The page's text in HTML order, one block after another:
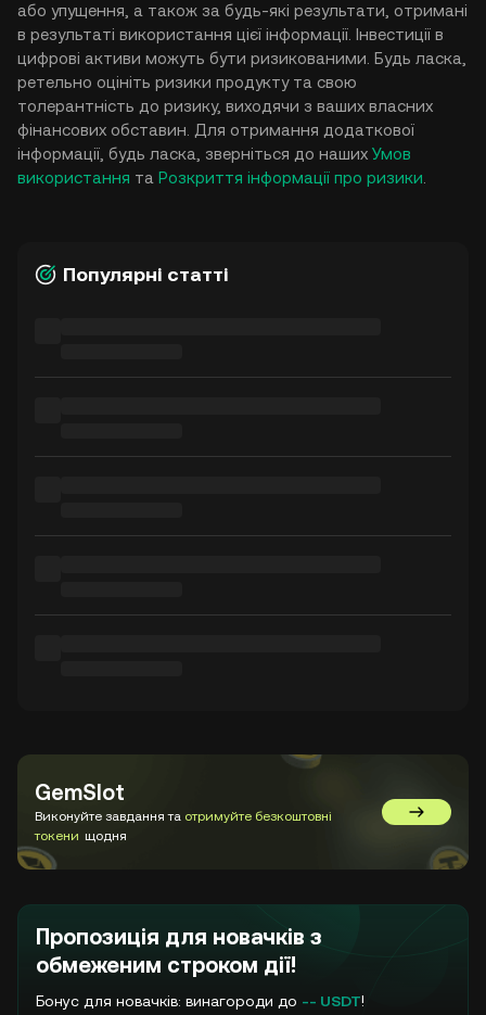
або упущення, а також за будь-які результати, отримані
в результаті використання цієї інформації. Інвестиції в
цифрові активи можуть бути ризикованими. Будь ласка,
ретельно оцініть ризики продукту та свою
толерантність до ризику, виходячи з ваших власних
фінансових обставин. Для отримання додаткової
інформації, будь ласка, зверніться до наших Умов
використання та Розкриття інформації про ризики
Популярні статті
GemSlot
Виконуйте завдання та отримуйте безкоштовні
токени щодня
Перейти
Пропозиція для новачків з
обмеженим строком дії!
Бонус для новачків: винагороди до -- USDT!